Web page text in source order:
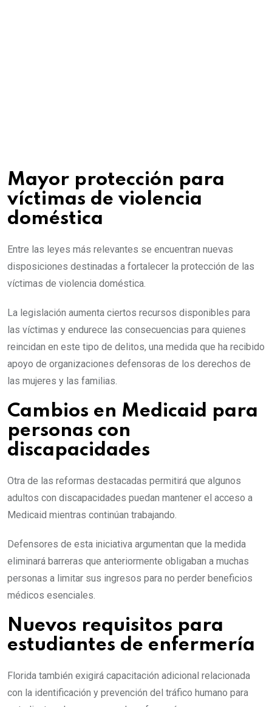
Mayor protección para
víctimas de violencia
doméstica
Entre las leyes más relevantes se encuentran nuevas
disposiciones destinadas a fortalecer la protección de las
víctimas de violencia doméstica.
La legislación aumenta ciertos recursos disponibles para
las víctimas y endurece las consecuencias para quienes
reincidan en este tipo de delitos, una medida que ha recibido
apoyo de organizaciones defensoras de los derechos de
las mujeres y las familias.
Cambios en Medicaid para
personas con
discapacidades
Otra de las reformas destacadas permitirá que algunos
adultos con discapacidades puedan mantener el acceso a
Medicaid mientras continúan trabajando.
Defensores de esta iniciativa argumentan que la medida
eliminará barreras que anteriormente obligaban a muchas
personas a limitar sus ingresos para no perder beneficios
médicos esenciales.
Nuevos requisitos para
estudiantes de enfermería
Florida también exigirá capacitación adicional relacionada
con la identificación y prevención del tráfico humano para